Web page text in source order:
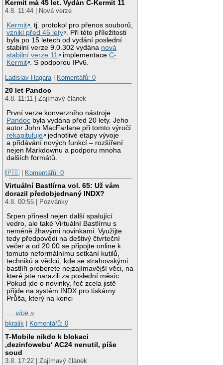
Kermit má 45 let. Vydán C-Kermit 11
4.8. 11:44 | Nová verze
Kermit , tj. protokol pro přenos souborů,
vznikl před 45 lety . Při této příležitosti
byla po 15 letech od vydání poslední
stabilní verze 9.0.302 vydána nová
stabilní verze 11
implementaceC-
Kermit . S podporou IPv6.
Ladislav Hagara | Komentářů: 0
20 let Pandoc
4.8. 11:11 | Zajímavý článek
První verze konverzního nástroje
Pandoc byla vydána před 20 lety. Jeho
autor John MacFarlane při tomto výročí
rekapituluje
jednotlivé etapy vývoje
a přidávání nových funkcí – rozšíření
nejen Markdownu a podporu mnoha
dalších formátů.
|🇵🇸 | Komentářů: 0
Virtuální Bastlírna vol. 65: Už vám
dorazil předobjednaný INDX?
4.8. 00:55 | Pozvánky
Srpen přinesl nejen další spalující
vedro, ale také Virtuální Bastlírnu s
neméně žhavými novinkami. Využijte
tedy předpovědi na deštivý čtvrteční
večer a od 20:00 se připojte online k
tomuto neformálnímu setkání kutilů,
techniků a vědců, kde se strahovskými
bastlíři proberete nejzajímavější věci, na
které jste narazili za poslední měsíc.
Pokud jde o novinky, řeč zcela jistě
přijde na systém INDX pro tiskárny
Průša, který na konci
…více »
bkralik
Komentářů: 0
T-Mobile nikdo k blokaci
‚dezinfowebu‘ AC24 nenutil, píše
soud
3.8. 17:22 | Zajímavý článek